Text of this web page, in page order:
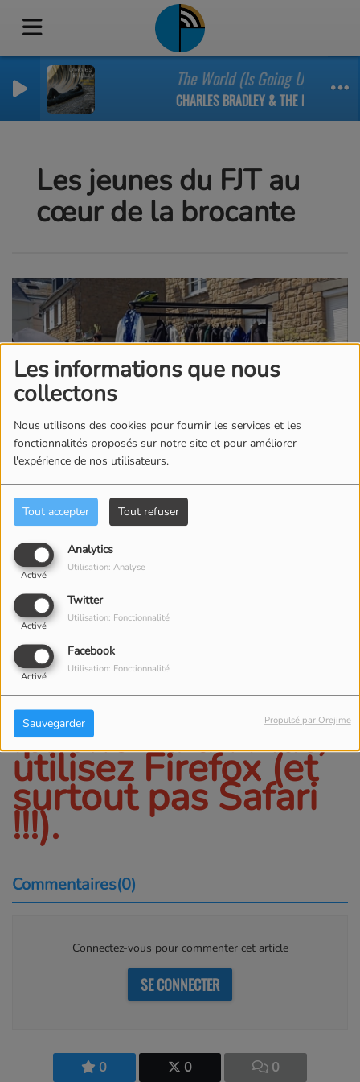
Les informations que nous
collectons
Nous utilisons des cookies pour fournir les services et les
fonctionnalités proposés sur notre site et pour améliorer
l'expérience de nos utilisateurs.
Tout accepter Tout refuser
Analytics
Activé
Utilisation: Analyse
Twitter
Activé
Utilisation: Fonctionnalité
Facebook
Activé
Utilisation: Fonctionnalité
Sauvegarder Propulsé par Orejime
The World (Is Going Up In
CHARLES BRADLEY & THE MENAHAN
Les jeunes du FJT au
cœur de la brocante
0 0 0
19 NOVEMBRE 2025 -
ÉCOUTER LE PODCAST TÉLÉCHARGER LE PODCAST
Pour écouter ou
télécharger
l'émission, cliquez
ci dessus sur
Télécharger le
podcast
Vous avez un
Iphone ou un Mac,
utilisez Firefox (et
surtout pas Safari
!!!).
Commentaires(0)
Connectez-vous pour commenter cet article
SE CONNECTER